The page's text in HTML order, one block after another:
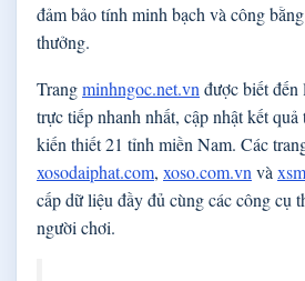
đảm bảo tính minh bạch và công
thưởng.
Trangminhngoc.net.vn được biết đến
trực tiếp nhanh nhất, cập nhật kết
kiến thiết 21 tỉnh miền Nam. Các
xosodaiphat.com, xoso.com.vn và
cấp dữ liệu đầy đủ cùng các công cụ
người chơi.